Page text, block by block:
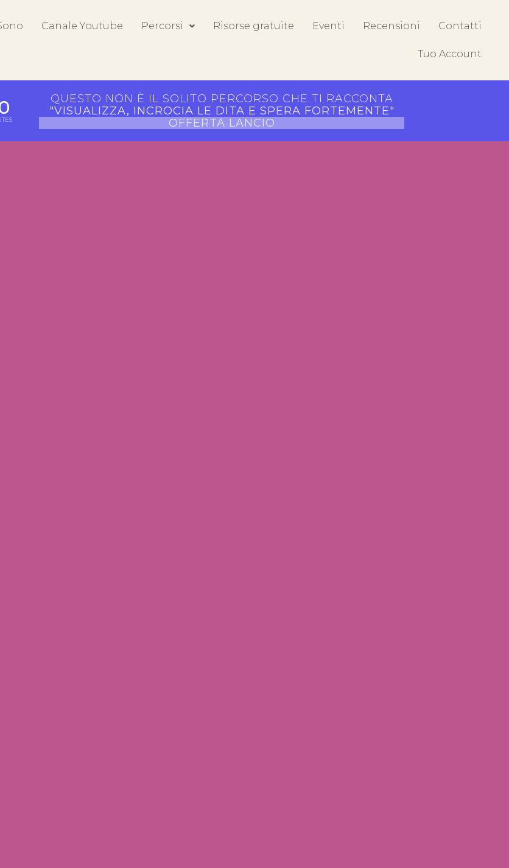
Canale Youtube Percorsi Risorse gratuite Eventi Recensioni Contatti
Tuo Account
QUESTO NON È IL SOLITO PERCORSO CHE TI RACCONTA
"VISUALIZZA, INCROCIA LE DITA E SPERA FORTEMENTE"
OFFERTA LANCIO